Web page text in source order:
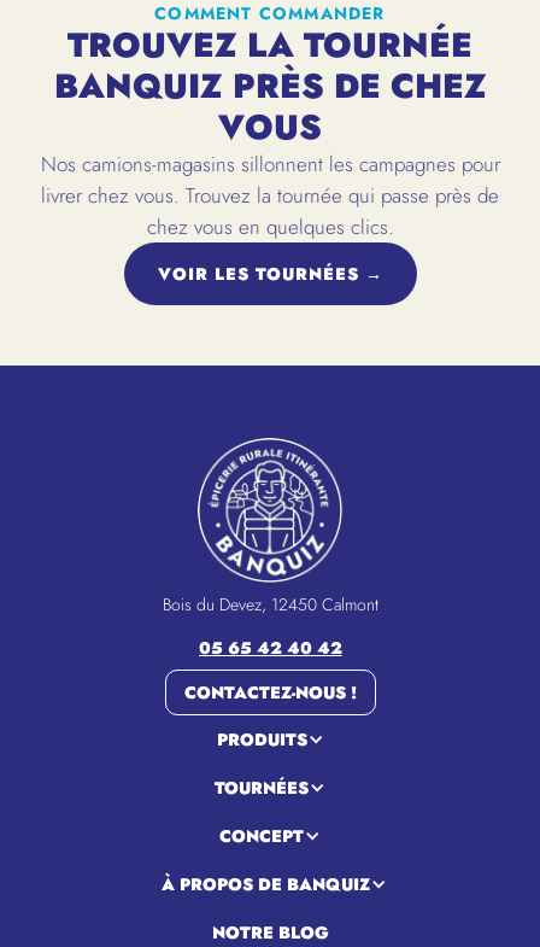
COMMENT COMMANDER
TROUVEZ LA TOURNÉE
BANQUIZ PRÈS DE CHEZ
VOUS
Nos camions-magasins sillonnent les campagnes pour
livrer chez vous. Trouvez la tournée qui passe près de
chez vous en quelques clics.
VOIR LES TOURNÉES →
Bois du Devez, 12450 Calmont
05 65 42 40 42
CONTACTEZ-NOUS !
PRODUITS
TOURNÉES
CONCEPT
À PROPOS DE BANQUIZ
NOTRE BLOG